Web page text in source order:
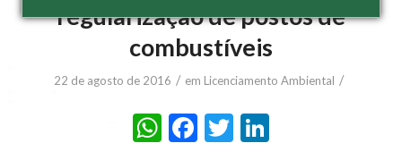
regularização de postos de
combustíveis
22 de agosto de 2016 / em Licenciamento Ambiental /
WhatsApp
Facebook
Twitter